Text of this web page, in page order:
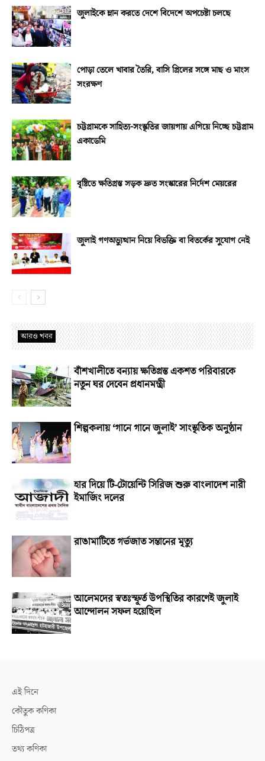
জুলাইকে ম্লান করতে দেশে বিদেশে অপচেষ্টা চলছে
পোড়া তেলে খাবার তৈরি, বাসি গ্রিলের সঙ্গে মাছ ও মাংস
সংরক্ষণ
চট্টগ্রামকে সাহিত্য-সংস্কৃতির জায়গায় এগিয়ে নিচ্ছে চট্টগ্রাম
একাডেমি
বৃষ্টিতে ক্ষতিগ্রস্ত সড়ক দ্রুত সংস্কারের নির্দেশ মেয়রের
জুলাই গণঅভ্যুত্থান নিয়ে বিভক্তি বা বিতর্কের সুযোগ নেই
আরও খবর
বাঁশখালীতে বন্যায় ক্ষতিগ্রস্ত একশত পরিবারকে
নতুন ঘর দেবেন প্রধানমন্ত্রী
শিল্পকলায় ‘গানে গানে জুলাই’ সাংস্কৃতিক অনুষ্ঠান
হার দিয়ে টি-টোয়েন্টি সিরিজ শুরু বাংলাদেশ নারী
ইমার্জিং দলের
রাঙামাটিতে গর্ভজাত সন্তানের মৃত্যু
আলেমদের স্বতঃস্ফূর্ত উপস্থিতির কারণেই জুলাই
আন্দোলন সফল হয়েছিল
এই দিনে
কৌতুক কণিকা
চিঠিপত্র
তথ্য কণিকা